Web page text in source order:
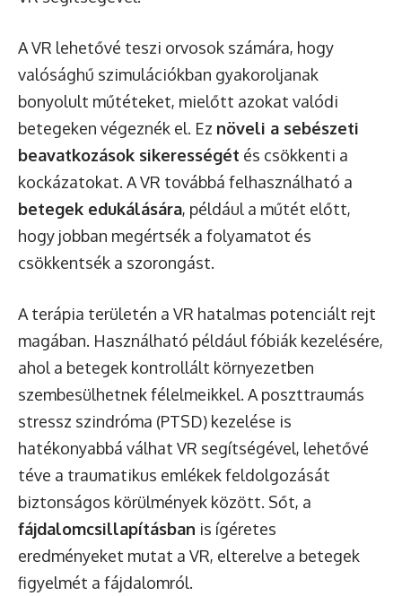
A VR lehetővé teszi orvosok számára, hogy
valósághű szimulációkban gyakoroljanak
bonyolult műtéteket, mielőtt azokat valódi
betegeken végeznék el. Ez növeli a sebészeti
beavatkozások sikerességét és csökkenti a
kockázatokat. A VR továbbá felhasználható a
betegek edukálására, például a műtét előtt,
hogy jobban megértsék a folyamatot és
csökkentsék a szorongást.
A terápia területén a VR hatalmas potenciált rejt
magában. Használható például fóbiák kezelésére,
ahol a betegek kontrollált környezetben
szembesülhetnek félelmeikkel. A poszttraumás
stressz szindróma (PTSD) kezelése is
hatékonyabbá válhat VR segítségével, lehetővé
téve a traumatikus emlékek feldolgozását
biztonságos körülmények között. Sőt, a
fájdalomcsillapításban is ígéretes
eredményeket mutat a VR, elterelve a betegek
figyelmét a fájdalomról.